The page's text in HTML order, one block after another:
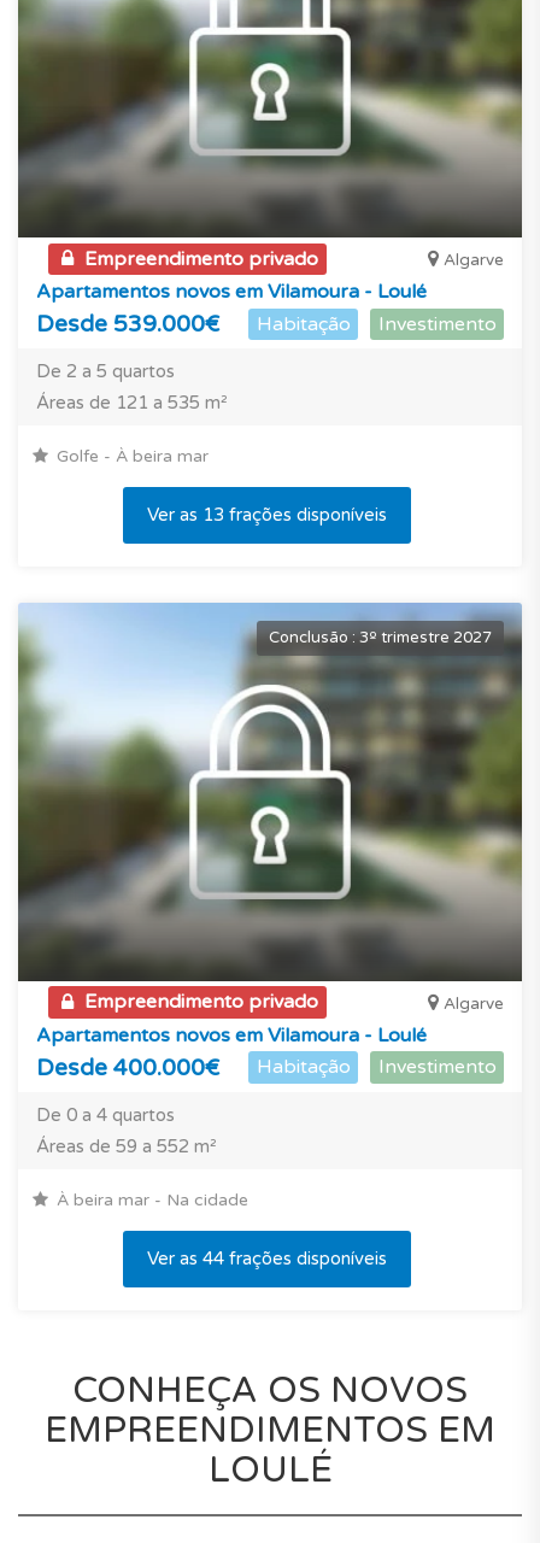
Empreendimento privado Algarve
Apartamentos novos em Vilamoura - Loulé
Desde 539.000€ Habitação Investimento
De 2 a 5 quartos
Áreas de 121 a 535 m²
Golfe - À beira mar
Ver as 13 frações disponíveis
Conclusão : 3º trimestre 2027
Empreendimento privado Algarve
Apartamentos novos em Vilamoura - Loulé
Desde 400.000€ Habitação Investimento
De 0 a 4 quartos
Áreas de 59 a 552 m²
À beira mar - Na cidade
Ver as 44 frações disponíveis
CONHEÇA OS NOVOS
EMPREENDIMENTOS EM
LOULÉ